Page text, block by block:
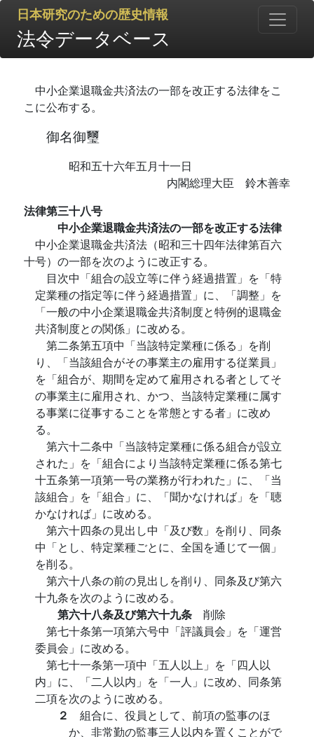
日本研究のための歴史情報
法令データベース
中小企業退職金共済法の一部を改正する法律をこ
こに公布する。
御名御璽
昭和五十六年五月十一日
内閣総理大臣 鈴木善幸
法律第三十八号
中小企業退職金共済法の一部を改正する法律
中小企業退職金共済法（昭和三十四年法律第百六
十号）の一部を次のように改正する。
目次中「組合の設立等に伴う経過措置」を「特
定業種の指定等に伴う経過措置」に、「調整」を
「一般の中小企業退職金共済制度と特例的退職金
共済制度との関係」に改める。
第二条第五項中「当該特定業種に係る」を削
り、「当該組合がその事業主の雇用する従業員」
を「組合が、期間を定めて雇用される者としてそ
の事業主に雇用され、かつ、当該特定業種に属す
る事業に従事することを常態とする者」に改め
る。
第六十二条中「当該特定業種に係る組合が設立
された」を「組合により当該特定業種に係る第七
十五条第一項第一号の業務が行われた」に、「当
該組合」を「組合」に、「聞かなければ」を「聴
かなければ」に改める。
第六十四条の見出し中「及び数」を削り、同条
中「とし、特定業種ごとに、全国を通じて一個」
を削る。
第六十八条の前の見出しを削り、同条及び第六
十九条を次のように改める。
第六十八条及び第六十九条 削除
第七十条第一項第六号中「評議員会」を「運営
委員会」に改める。
第七十一条第一項中「五人以上」を「四人以
内」に、「二人以内」を「一人」に改め、同条第
二項を次のように改める。
２ 組合に、役員として、前項の監事のほ
か、非常勤の監事三人以内を置くことがで